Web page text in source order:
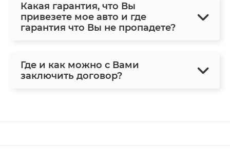
Какая гарантия, что Вы
привезете мое авто и где
гарантия что Вы не пропадете?
Где и как можно с Вами
заключить договор?